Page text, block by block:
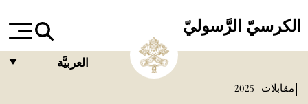
الكرسيّ الرَّسوليّ
العربيَّة
مقابلات 2025